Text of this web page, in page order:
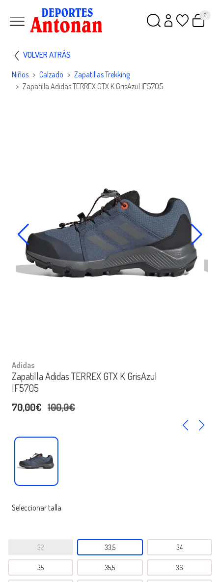
0
VOLVER ATRÁS
Niños Calzado
Zapatillas Trekking
Zapatilla Adidas TERREX GTX K GrisAzul IF5705
Adidas
Zapatilla Adidas TERREX GTX K GrisAzul
IF5705
70,00€ 100,0€
Seleccionar talla
32 33,5 34
35 35,5 36